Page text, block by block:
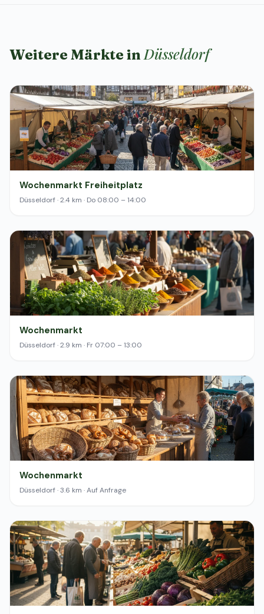
Weitere Märkte inDüsseldorf
Wochenmarkt Freiheitplatz
Düsseldorf · 2.4 km · Do 08:00 – 14:00
Wochenmarkt
Düsseldorf · 2.9 km · Fr 07:00 – 13:00
Wochenmarkt
Düsseldorf · 3.6 km · Auf Anfrage